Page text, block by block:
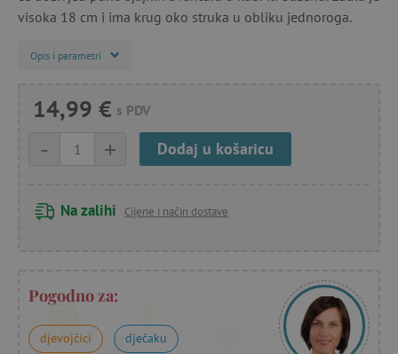
visoka 18 cm i ima krug oko struka u obliku jednoroga.
Opis i parametri
14,99 € s PDV
+
- Dodaj u košaricu
Na zalihi Cijene i način dostave
Pogodno za:
djevojčici dječaku